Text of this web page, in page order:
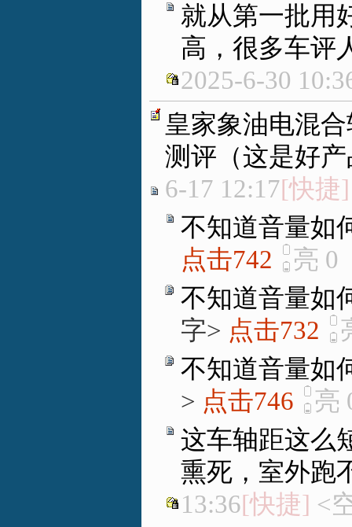
就从第一批用
高，很多车评
2025-6-30
皇家象油电混
测评（这是好
6-17 12:17[快捷]
不知道音量如
点击742
亮 0
不知道音量如
字> 点击732
不知道音量如
> 点击746 亮
这车轴距这么
熏死，室外跑
13:36[快捷] <